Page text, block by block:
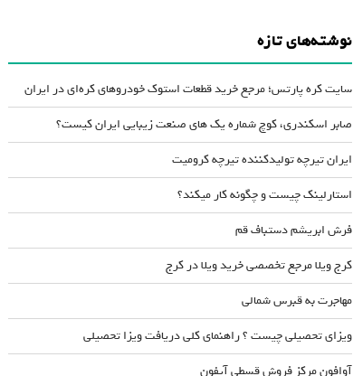
نوشته‌های تازه
سایت کره پارتس؛ مرجع خرید قطعات استوک خودروهای کره‌ای در ایران
صابر اسکندری، کوچ شماره یک های صنعت زیبایی ایران کیست؟
ایران تیرچه تولیدکننده تیرچه کرومیت
استارلینک چیست و چگونه کار میکند؟
فرش ابریشم دستباف قم
کرج ویلا مرجع تخصصی خرید ویلا در کرج
مهاجرت به قبرس شمالی
ویزای تحصیلی چیست ؟ راهنمای کلی دریافت ویزا تحصیلی
آوافون مرکز فروش قسطی آیفون